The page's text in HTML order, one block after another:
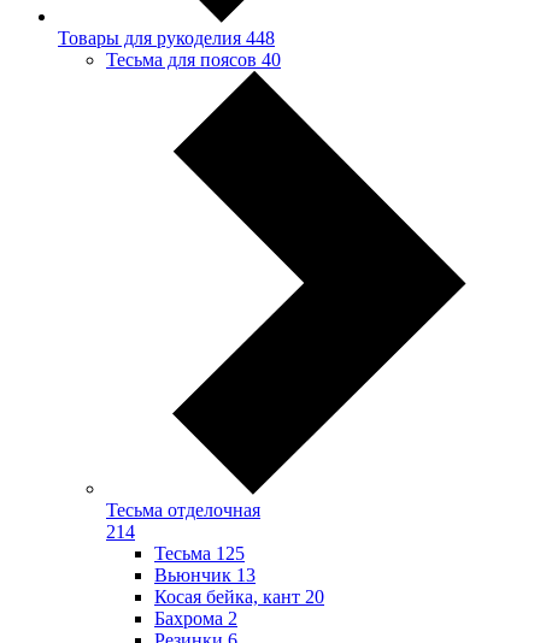
Товары для рукоделия 448
Тесьма для поясов 40
Тесьма отделочная
214
Тесьма 125
Вьюнчик 13
Косая бейка, кант 20
Бахрома 2